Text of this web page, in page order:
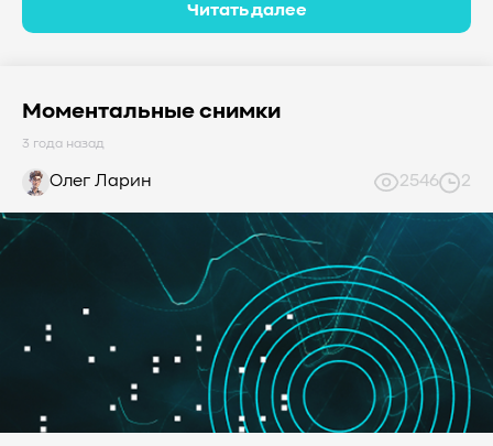
Читать далее
Моментальные снимки
3 года назад
Олег Ларин 2546 2